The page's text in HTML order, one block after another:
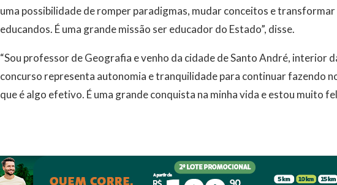
uma possibilidade de romper paradigmas, mudar conceitos e
educandos. É uma grande missão ser educador do Estado”, disse.
“Sou professor de Geografia e venho da cidade de Santo André, interior
concurso representa autonomia e tranquilidade para continuar fazendo
que é algo efetivo. É uma grande conquista na minha vida e estou muito